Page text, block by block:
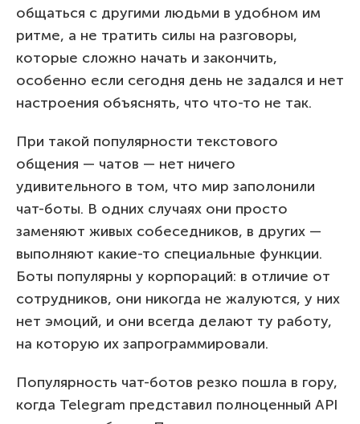
общаться с другими людьми в удобном им
ритме, а не тратить силы на разговоры,
которые сложно начать и закончить,
особенно если сегодня день не задался и нет
настроения объяснять, что что-то не так.
При такой популярности текстового
общения — чатов — нет ничего
удивительного в том, что мир заполонили
чат-боты. В одних случаях они просто
заменяют живых собеседников, в других —
выполняют какие-то специальные функции.
Боты популярны у корпораций: в отличие от
сотрудников, они никогда не жалуются, у них
нет эмоций, и они всегда делают ту работу,
на которую их запрограммировали.
Популярность чат-ботов резко пошла в гору,
когда Telegram представил полноценный API